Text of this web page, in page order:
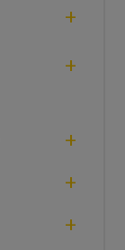
+
+
+
+
+